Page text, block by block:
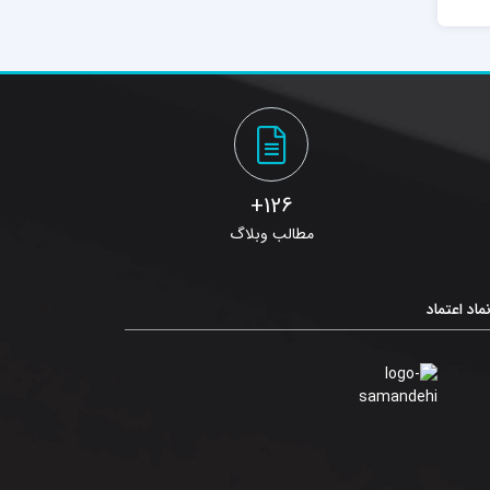
126+
مطالب وبلاگ
نماد اعتماد